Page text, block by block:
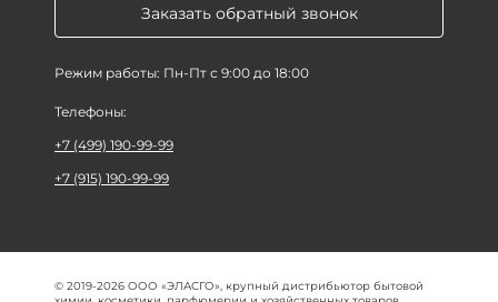
Заказать обратный звонок
Режим работы: Пн-Пт с 9:00 до 18:00
Телефоны:
+7 (499) 190-99-99
+7 (915) 190-99-99
© 2019-2026 ООО «ЭЛАСГО», крупный дистрибьютор бытовой